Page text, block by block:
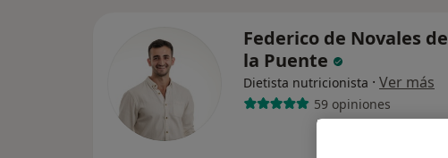
Federico de Novales de
la Puente
Dietista nutricionista · Ver más
59 opiniones